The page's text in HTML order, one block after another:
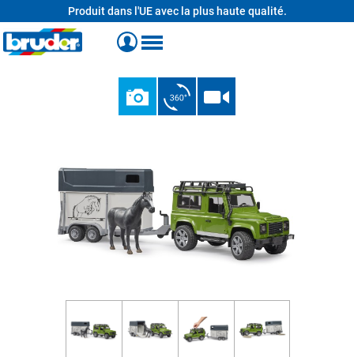
Produit dans l'UE avec la plus haute qualité.